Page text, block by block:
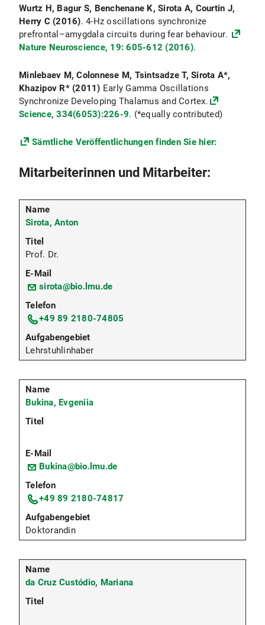
Wurtz H, Bagur S, Benchenane K, Sirota A, Courtin J,
Herry C (2016). 4-Hz oscillations synchronize
prefrontal–amygdala circuits during fear behaviour.
Nature Neuroscience, 19: 605-612 (2016).
Minlebaev M, Colonnese M, Tsintsadze T, Sirota A*,
Khazipov R* (2011) Early Gamma Oscillations
Synchronize Developing Thalamus and Cortex.
Science, 334(6053):226-9. (*equally contributed)
Sämtliche Veröffentlichungen finden Sie hier:
Mitarbeiterinnen und Mitarbeiter:
Sirota, Anton
Prof. Dr.
sirota@bio.lmu.de
+49 89 2180-74805
Lehrstuhlinhaber
Bukina, Evgeniia
Bukina@bio.lmu.de
+49 89 2180-74817
Doktorandin
da Cruz Custódio, Mariana